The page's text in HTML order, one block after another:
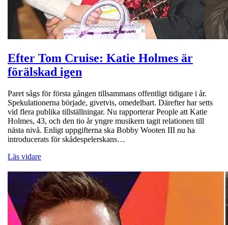
Efter Tom Cruise: Katie Holmes är
förälskad igen
Paret sågs för första gången tillsammans offentligt tidigare i år.
Spekulationerna började, givetvis, omedelbart. Därefter har setts
vid flera publika tillställningar. Nu rapporterar People att Katie
Holmes, 43, och den tio år yngre musikern tagit relationen till
nästa nivå. Enligt uppgifterna ska Bobby Wooten III nu ha
introducerats för skådespelerskans…
Läs vidare